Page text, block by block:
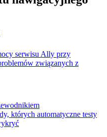
serwisu Ally przy
związanych z
których automatyczne testy